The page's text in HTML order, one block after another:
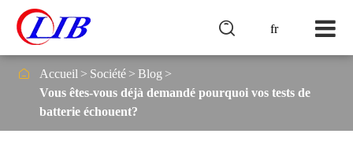
fr

 Accueil Société
Blog
Vous êtes-vous déjà demandé pourquoi vos tests de
batterie échouent?